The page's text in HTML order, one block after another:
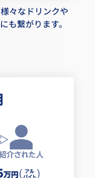
々なドリンクや
も繋がります。